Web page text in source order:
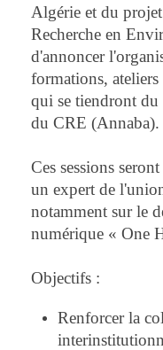
Algérie et du
Recherche en
d'annoncer
formations,
qui se tiendront
du CRE (Annaba).
Ces sessions
un expert de
notamment sur le
numérique « One
Objectifs :
Renforcer la